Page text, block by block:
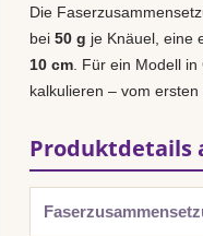
Die
bei 50 g je Knäuel, eine
10 cm . Für ein Modell
kalkulieren – vom
Produktdetails